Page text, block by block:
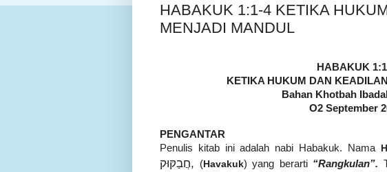
HABAKUK 1:1-4 KETIKA
MENJADI MANDUL
HABAKUK
KETIKA HUKUM DAN
Bahan Khotbah
O2 September
PENGANTAR
Penulis kitab ini adalah nabi Habakuk. Nama
חֲבַקּוּק, (Havakuk) yang berarti “Rangkulan”.